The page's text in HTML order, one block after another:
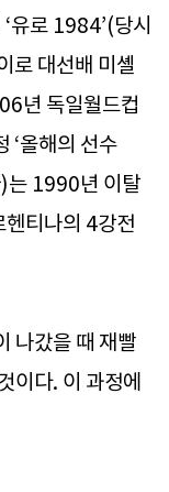
유로 1984’(당시
로 대선배 미셸
년 독일월드컵
‘올해의 선수
)는 1990년 이탈
헨티나의 4강전
나갔을 때 재빨
이다. 이 과정에